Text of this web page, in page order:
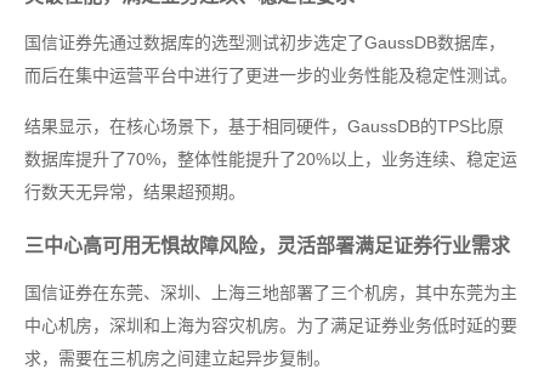
国信证券先通过数据库的选型测试初步选定了GaussDB数据库，
而后在集中运营平台中进行了更进一步的业务性能及稳定性测试。
结果显示，在核心场景下，基于相同硬件，GaussDB的TPS比原
数据库提升了70%，整体性能提升了20%以上，业务连续、稳定运
行数天无异常，结果超预期。
三中心高可用无惧故障风险，灵活部署满足证券行业需求
国信证券在东莞、深圳、上海三地部署了三个机房，其中东莞为主
中心机房，深圳和上海为容灾机房。为了满足证券业务低时延的要
求，需要在三机房之间建立起异步复制。